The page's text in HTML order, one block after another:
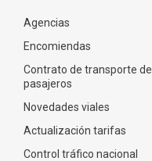
Agencias
Encomiendas
Contrato de transporte de
pasajeros
Novedades viales
Actualización tarifas
Control tráfico nacional